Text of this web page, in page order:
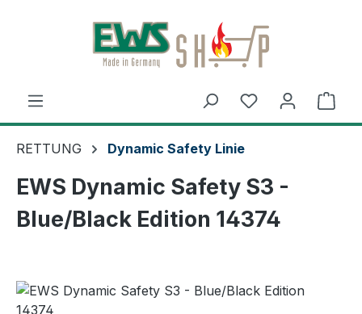
Zum Hauptinhalt springen
RETTUNG Dynamic Safety Linie
EWS Dynamic Safety S3 -
Blue/Black Edition 14374